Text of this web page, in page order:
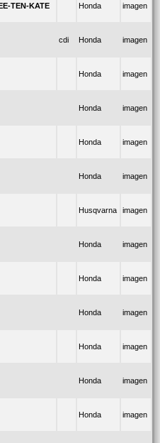
TEN-KATE Honda imagen
cdi Honda imagen
Honda imagen
Honda imagen
Honda imagen
Honda imagen
Husqvarna imagen
Honda imagen
Honda imagen
Honda imagen
Honda imagen
Honda imagen
Honda imagen